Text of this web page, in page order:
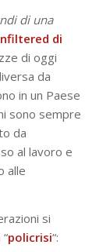
di una
di
di oggi
da
in un Paese
sono sempre
da
al lavoro e
alle
si
policrisi“: